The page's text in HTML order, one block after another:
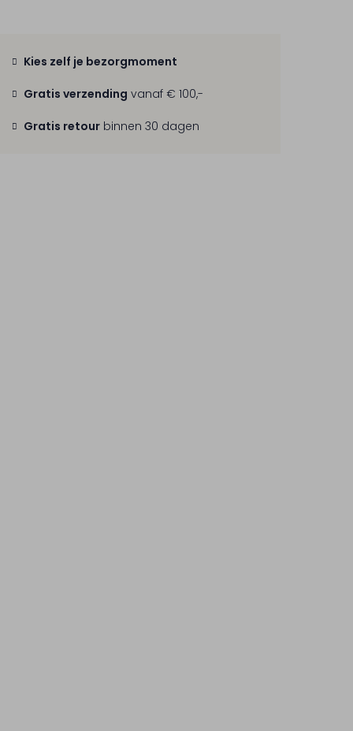
Kies zelf je bezorgmoment
Gratis verzending vanaf € 100,-
Gratis retour binnen 30 dagen